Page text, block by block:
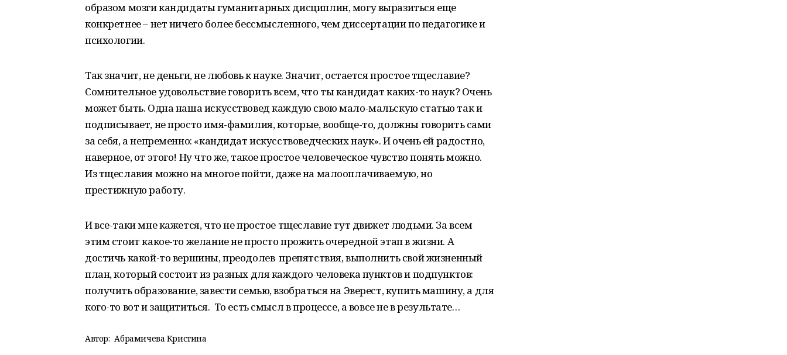
образом мозги кандидаты гуманитарных дисциплин, могу выразиться еще
конкретнее – нет ничего более бессмысленного, чем диссертации по педагогике и
психологии.
Так значит, не деньги, не любовь к науке. Значит, остается простое тщеславие?
Сомнительное удовольствие говорить всем, что ты кандидат каких-то наук? Очень
может быть. Одна наша искусствовед каждую свою мало-мальскую статью так и
подписывает, не просто имя-фамилия, которые, вообще-то, должны говорить сами
за себя, а непременно: «кандидат искусствоведческих наук». И очень ей радостно,
наверное, от этого! Ну что же, такое простое человеческое чувство понять можно.
Из тщеславия можно на многое пойти, даже на малооплачиваемую, но
престижную работу.
И все-таки мне кажется, что не простое тщеславие тут движет людьми. За всем
этим стоит какое-то желание не просто прожить очередной этап в жизни. А
достичь какой-то вершины, преодолев препятствия, выполнить свой жизненный
план, который состоит из разных для каждого человека пунктов и подпунктов:
получить образование, завести семью, взобраться на Эверест, купить машину, а для
кого-то вот и защититься. То есть смысл в процессе, а вовсе не в результате…
Автор: Абрамичева Кристина